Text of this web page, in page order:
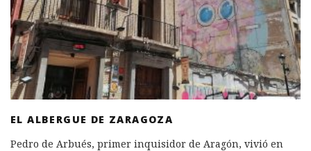
EL ALBERGUE DE ZARAGOZA
Pedro de Arbués, primer inquisidor de Aragón, vivió en